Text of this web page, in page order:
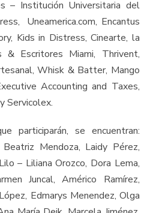
– Institución Universitaria del
Uneamerica.com, Encantus
Kids in Distress, Cinearte, la
Escritores Miami, Thrivent,
Whisk & Batter, Mango
Accounting and Taxes,
Servicolex.
participarán, se encuentran:
Mendoza, Laidy Pérez,
– Liliana Orozco, Dora Lema,
Juncal, Américo Ramírez,
Edmarys Menendez, Olga